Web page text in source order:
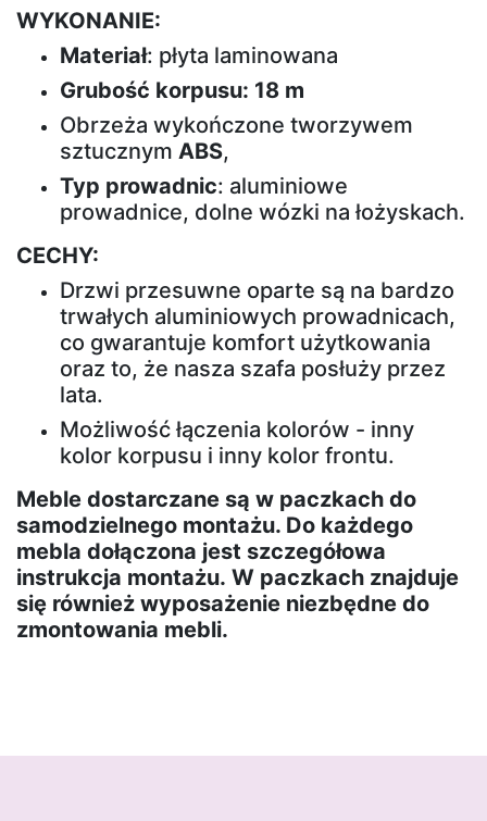
WYKONANIE:
Materiał: płyta laminowana
Grubość korpusu: 18 m
Obrzeża wykończone tworzywem
sztucznym ABS,
Typ prowadnic: aluminiowe
prowadnice, dolne wózki na łożyskach.
CECHY:
Drzwi przesuwne oparte są na bardzo
trwałych aluminiowych prowadnicach,
co gwarantuje komfort użytkowania
oraz to, że nasza szafa posłuży przez
lata.
Możliwość łączenia kolorów - inny
kolor korpusu i inny kolor frontu.
Meble dostarczane są w paczkach do
samodzielnego montażu. Do każdego
mebla dołączona jest szczegółowa
instrukcja montażu. W paczkach znajduje
się również wyposażenie niezbędne do
zmontowania mebli.